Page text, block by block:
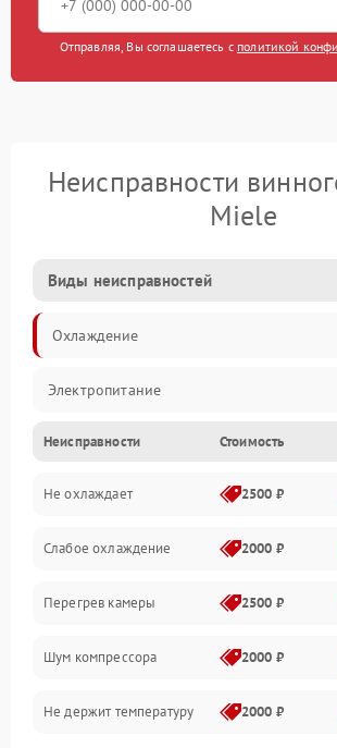
Отправляя, Вы соглашаетесь с политикой
Неисправности
Miele
Виды неисправностей
Охлаждение
Электропитание
Неисправности Стоимость
Не охлаждает 2500 ₽
Слабое охлаждение 2000 ₽
Перегрев камеры 2500 ₽
Шум компрессора 2000 ₽
Не держит температуру 2000 ₽